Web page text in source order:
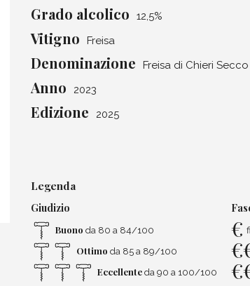
Grado alcolico 12,5%
Vitigno Freisa
Denominazione Freisa di Chieri Secco
Anno 2023
Edizione 2025
Legenda
Giudizio
Buono da 80 a 84/100
Ottimo da 85 a 89/100
Eccellente da 90 a 100/100
€
€
€